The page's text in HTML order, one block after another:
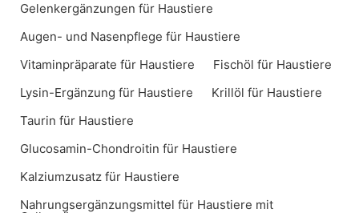
Gelenkergänzungen für Haustiere
Augen- und Nasenpflege für Haustiere
Vitaminpräparate für Haustiere
Fischöl für Haustiere
Lysin-Ergänzung für Haustiere
Krillöl für Haustiere
Taurin für Haustiere
Glucosamin-Chondroitin für Haustiere
Kalziumzusatz für Haustiere
Nahrungsergänzungsmittel für Haustiere mit